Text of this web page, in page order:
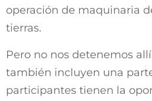
operación de maquinaria
tierras.
Pero no nos detenemos
también incluyen una
participantes tienen la